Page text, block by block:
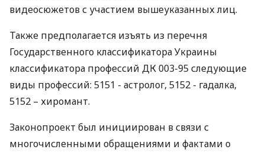
видеосюжетов с участием вышеуказанных лиц.
Также предполагается изъять из перечня
Государственного классификатора Украины
классификатора профессий ДК 003-95 следующие
виды профессий: 5151 - астролог, 5152 - гадалка,
5152 – хиромант.
Законопроект был инициирован в связи с
многочисленными обращениями и фактами о